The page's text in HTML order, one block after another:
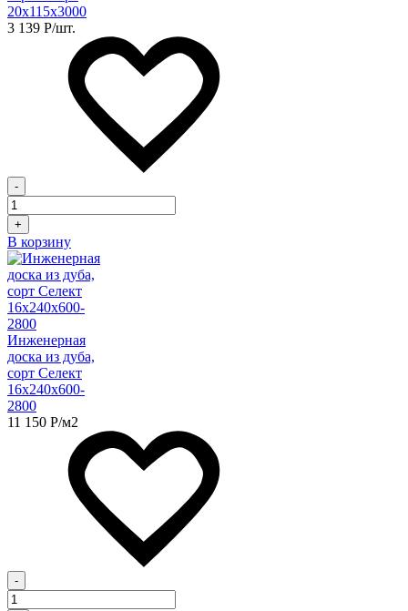
20х115х3000
3 139 Р/шт.
-
+
В корзину
Инженерная
доска из дуба,
сорт Селект
16х240х600-
2800
11 150 Р/м2
-